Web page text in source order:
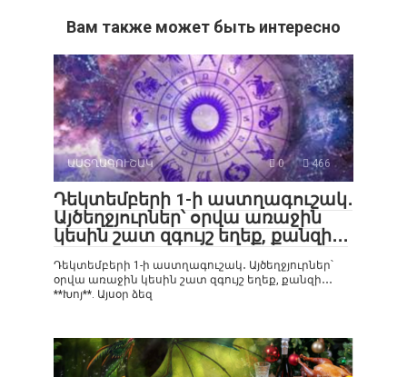
Вам также может быть интересно
ԱՍՏՂԱԳՈՒՇԱԿ 0 466
Դեկտեմբերի 1-ի աստղագուշակ․
Այծեղջյուրներ՝ օրվա առաջին
կեսին շատ զգույշ եղեք, քանզի․․․
Դեկտեմբերի 1-ի աստղագուշակ․ Այծեղջյուրներ՝
օրվա առաջին կեսին շատ զգույշ եղեք, քանզի․․․
**Խոյ**. Այսօր ձեզ